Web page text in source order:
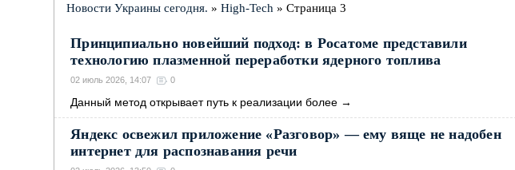
Новости Украины сегодня. »High-Tech » Страница 3
Принципиально новейший подход: в Росатоме представили
технологию плазменной переработки ядерного топлива
02 июль 2026, 14:07 0
Данный метод открывает путь к реализации более →
Яндекс освежил приложение «Разговор» — ему вяще не надобен
интернет для распознавания речи